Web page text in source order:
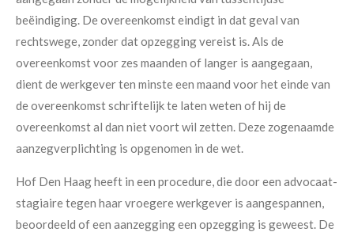
beëindiging. De overeenkomst eindigt in dat geval van
rechtswege, zonder dat opzegging vereist is. Als de
overeenkomst voor zes maanden of langer is aangegaan,
dient de werkgever ten minste een maand voor het einde van
de overeenkomst schriftelijk te laten weten of hij de
overeenkomst al dan niet voort wil zetten. Deze zogenaamde
aanzegverplichting is opgenomen in de wet.
Hof Den Haag heeft in een procedure, die door een advocaat-
stagiaire tegen haar vroegere werkgever is aangespannen,
beoordeeld of een aanzegging een opzegging is geweest. De